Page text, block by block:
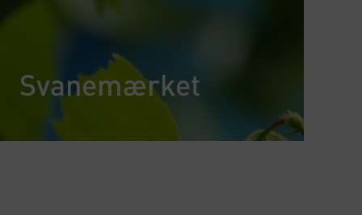
Svanemærket